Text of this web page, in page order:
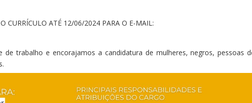
CURRÍCULO ATÉ 12/06/2024 PARA O E-MAIL:
de trabalho e encorajamos a candidatura de mulheres, negros, pessoas